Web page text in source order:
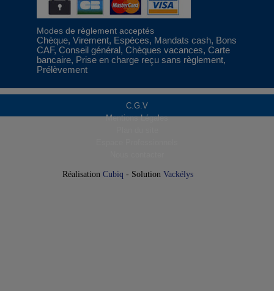
Modes de règlement acceptés
Chèque, Virement, Espèces, Mandats cash, Bons
CAF, Conseil général, Chèques vacances, Carte
bancaire, Prise en charge reçu sans règlement,
Prélèvement
C.G.V
Mentions Légales
Réalisation Cubiq - Solution Vackélys